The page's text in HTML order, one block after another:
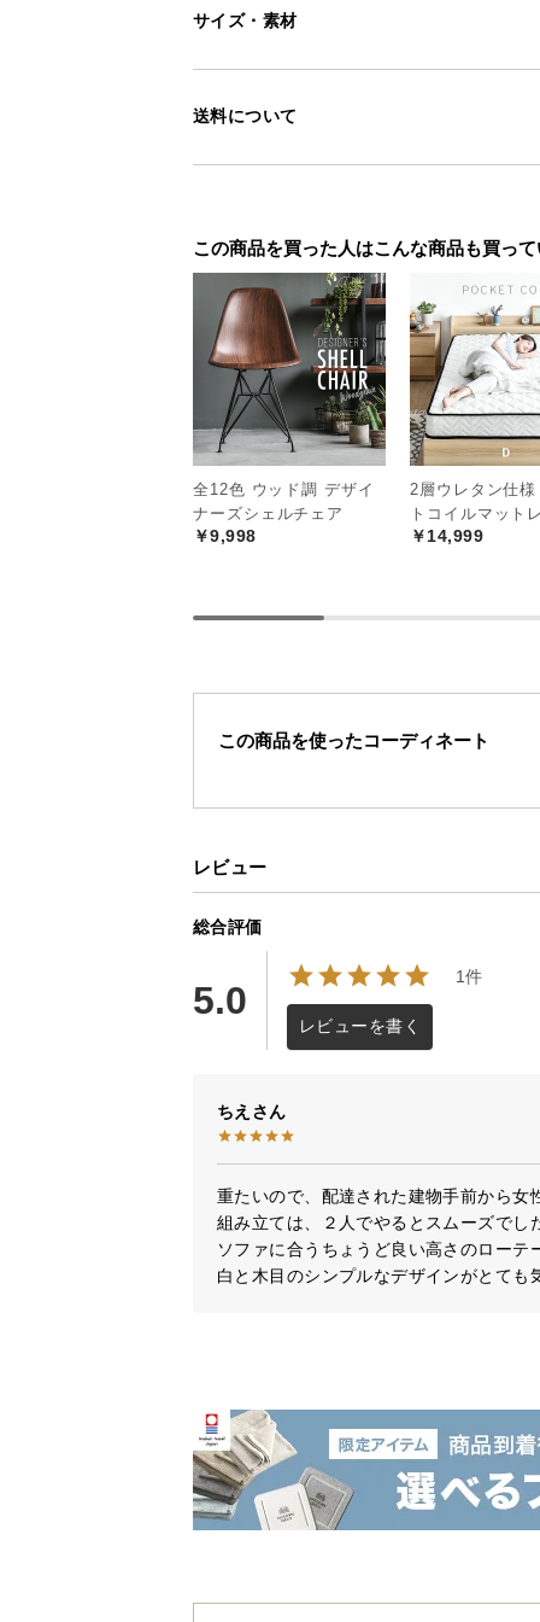
シンプルモダンで
ーテーブル
美しい木目とモダンが調和したセ
プルな北欧デザインで、どんなお部
デンマークの人気インテリアメーカ
デザインをお届けします。
サイズ・素材
送料について
この商品を買った人はこんな商品も買っ
全12色 ウッド調 デザイ
ナーズシェルチェア
￥9,998
2層ウレタン仕
トコイルマット
￥14,999
この商品を使ったコーディネート
レビュー
総合評価
5.0
1件
レビューを書く
ちえ
重たいので、配達された建物手前から女
組み立ては、２人でやるとスムーズでし
ソファに合うちょうど良い高さのローテ
白と木目のシンプルなデザインがとても